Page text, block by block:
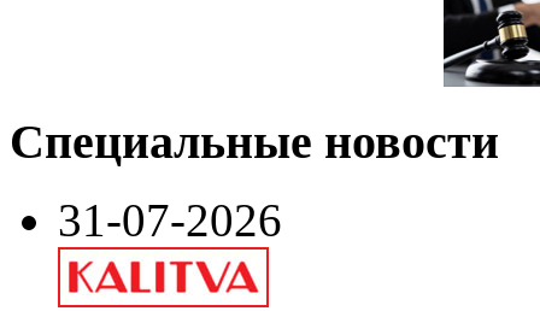
Специальные новости
31-07-2026